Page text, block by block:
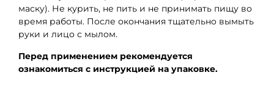
маску). Не курить, не пить и не принимать пищу во
время работы. После окончания тщательно вымыть
руки и лицо с мылом.
Перед применением рекомендуется
ознакомиться с инструкцией на упаковке.